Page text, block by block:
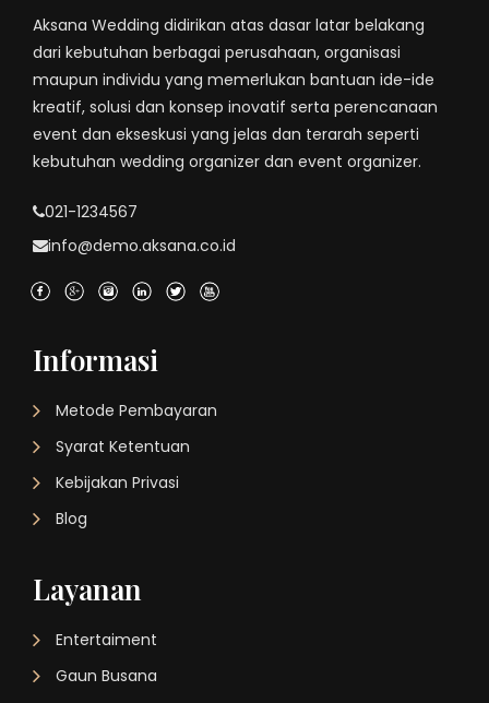
Aksana Wedding didirikan atas dasar latar belakang
dari kebutuhan berbagai perusahaan, organisasi
maupun individu yang memerlukan bantuan ide-ide
kreatif, solusi dan konsep inovatif serta perencanaan
event dan ekseskusi yang jelas dan terarah seperti
kebutuhan wedding organizer dan event organizer.
021-1234567
info@demo.aksana.co.id
Informasi
Metode Pembayaran
Syarat Ketentuan
Kebijakan Privasi
Blog
Layanan
Entertaiment
Gaun Busana